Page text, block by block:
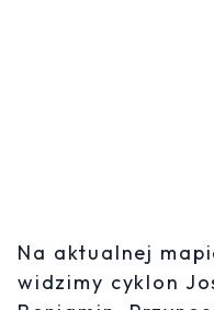
Na aktualnej
widzimy cyklon